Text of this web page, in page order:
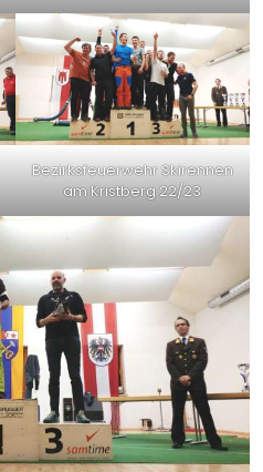
Bezirksfeuerwehr Skirennen
am Kristberg 22/23